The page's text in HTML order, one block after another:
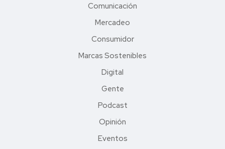
Comunicación
Mercadeo
Consumidor
Marcas Sostenibles
Digital
Gente
Podcast
Opinión
Eventos